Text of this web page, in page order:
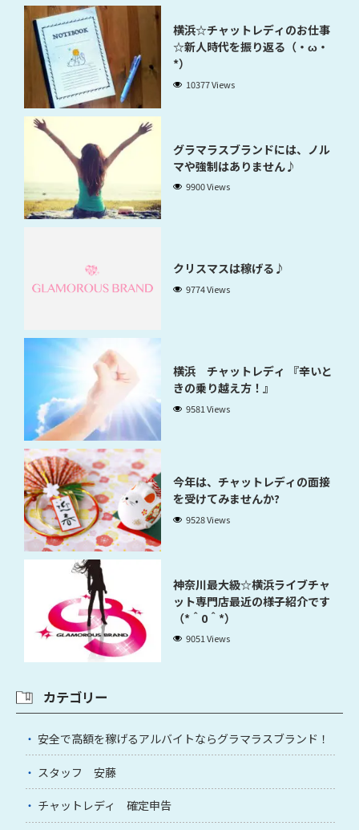
横浜☆チャットレディのお仕事
☆新人時代を振り返る（・ω・
*）
10377 Views
グラマラスブランドには、ノル
マや強制はありません♪
9900 Views
クリスマスは稼げる♪
9774 Views
横浜 チャットレディ 『辛いと
きの乗り越え方！』
9581 Views
今年は、チャットレディの面接
を受けてみませんか?
9528 Views
神奈川最大級☆横浜ライブチャ
ット専門店最近の様子紹介です
（*＾0＾*）
9051 Views
カテゴリー
安全で高額を稼げるアルバイトならグラマラスブランド！
スタッフ 安藤
チャットレディ 確定申告